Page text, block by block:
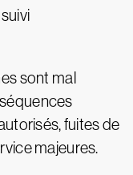
sont mal
fuites de
majeures.